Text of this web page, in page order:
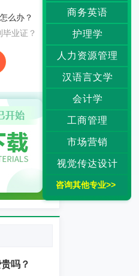
么办？
业证？
吗？
商务英语
护理学
人力资源管理
汉语言文学
会计学
工商管理
市场营销
视觉传达设计
咨询其他专业>>